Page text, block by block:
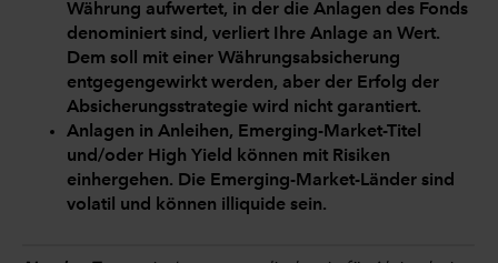
Währung aufwertet, in der die Anlagen des Fonds
denominiert sind, verliert Ihre Anlage an Wert.
Dem soll mit einer Währungsabsicherung
entgegengewirkt werden, aber der Erfolg der
Absicherungsstrategie wird nicht garantiert.
Anlagen in Anleihen, Emerging-Market-Titel
und/oder High Yield können mit Risiken
einhergehen. Die Emerging-Market-Länder sind
volatil und können illiquide sein.